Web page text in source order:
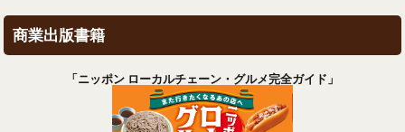
商業出版書籍
「ニッポン ローカルチェーン・グルメ完全ガイド」